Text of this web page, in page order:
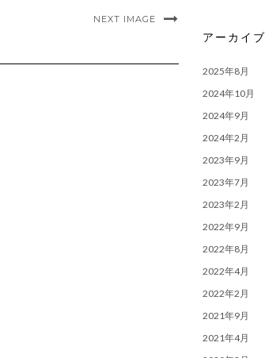
NEXT IMAGE
アーカイブ
2025年8月
2024年10月
2024年9月
2024年2月
2023年9月
2023年7月
2023年2月
2022年9月
2022年8月
2022年4月
2022年2月
2021年9月
2021年4月